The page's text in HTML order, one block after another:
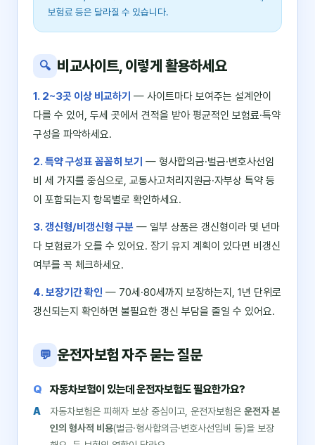
보험료 등은 달라질 수 있습니다.
🔍 비교사이트, 이렇게 활용하세요
1. 2~3곳 이상 비교하기 — 사이트마다 보여주는 설계안이
다를 수 있어, 두세 곳에서 견적을 받아 평균적인 보험료·특약
구성을 파악하세요.
2. 특약 구성표 꼼꼼히 보기 — 형사합의금·벌금·변호사선임
비 세 가지를 중심으로, 교통사고처리지원금·자부상 특약 등
이 포함되는지 항목별로 확인하세요.
3. 갱신형/비갱신형 구분 — 일부 상품은 갱신형이라 몇 년마
다 보험료가 오를 수 있어요. 장기 유지 계획이 있다면 비갱신
여부를 꼭 체크하세요.
4. 보장기간 확인 — 70세·80세까지 보장하는지, 1년 단위로
갱신되는지 확인하면 불필요한 갱신 부담을 줄일 수 있어요.
💬 운전자보험 자주 묻는 질문
자동차보험이 있는데 운전자보험도 필요한가요?
자동차보험은 피해자 보상 중심이고, 운전자보험은 운전자 본
인의 형사적 비용(벌금·형사합의금·변호사선임비 등)을 보장